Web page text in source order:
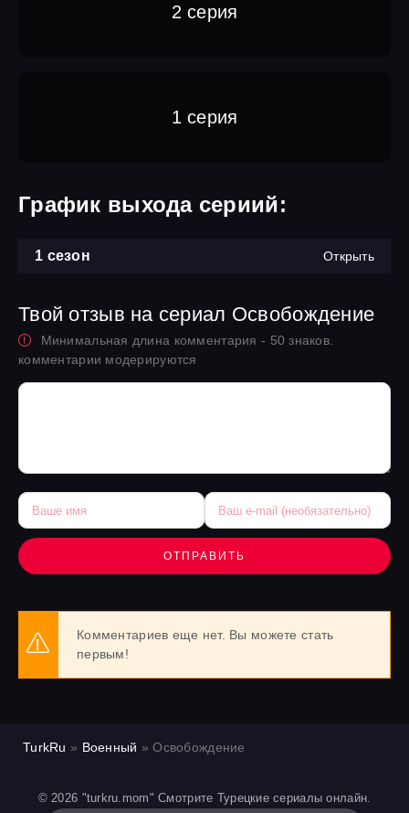
2 серия
1 серия
График выхода сериий:
1 сезон Открыть
Твой отзыв на сериал Освобождение
Минимальная длина комментария - 50 знаков.
комментарии модерируются
ОТПРАВИТЬ
Комментариев еще нет. Вы можете стать
первым!
TurkRu » Военный » Освобождение
© 2026 "turkru.mom" Смотрите Турецкие сериалы онлайн.